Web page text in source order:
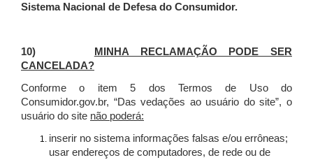
Sistema Nacional de Defesa do Consumidor.
10)
MINHA RECLAMAÇÃO PODE SER
CANCELADA?
Conforme o item 5 dos Termos de Uso do
Consumidor.gov.br, “Das vedações ao usuário do site”, o
usuário do site não poderá:
inserir no sistema informações falsas e/ou errôneas;
usar endereços de computadores, de rede ou de